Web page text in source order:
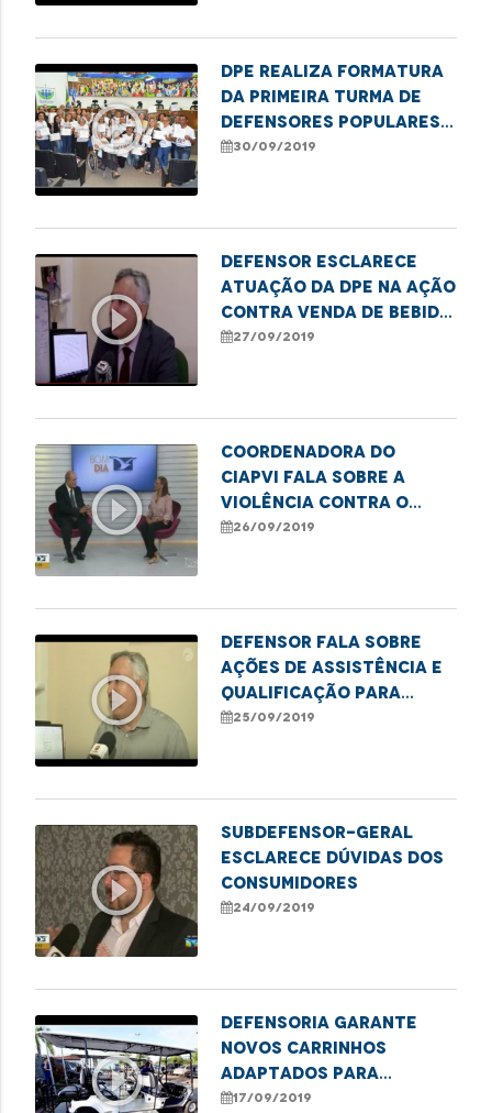
play_circle_outline
DPE realiza formatura
da primeira turma de
defensores populares
do Maranhão
30/09/2019
play_circle_outline
Defensor esclarece
atuação da DPE na ação
contra venda de bebida
alcoólica para
27/09/2019
play_circle_outline
Coordenadora do
Ciapvi fala sobre a
violência contra o
idoso
26/09/2019
play_circle_outline
Defensor fala sobre
ações de assistência e
qualificação para
venezuelanos
25/09/2019
play_circle_outline
Subdefensor-geral
esclarece dúvidas dos
consumidores
24/09/2019
play_circle_outline
Defensoria garante
novos carrinhos
adaptados para
locomoção de pessoas
17/09/2019